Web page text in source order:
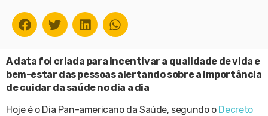
A data foi criada para incentivar a qualidade de vida e
bem-estar das pessoas alertando sobre a importância
de cuidar da saúde no dia a dia
Hoje é o Dia Pan-americano da Saúde, segundo o Decreto